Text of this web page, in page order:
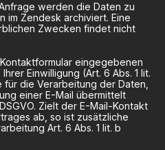
werden die Daten zu
im Zendesk archiviert. Eine
Zwecken findet nicht
eingegebenen
Einwilligung (Art. 6 Abs. 1 lit.
für die Verarbeitung der Daten,
einer E-Mail übermittelt
Zielt der E-Mail-Kontakt
ab, so ist zusätzliche
Art. 6 Abs. 1 lit. b